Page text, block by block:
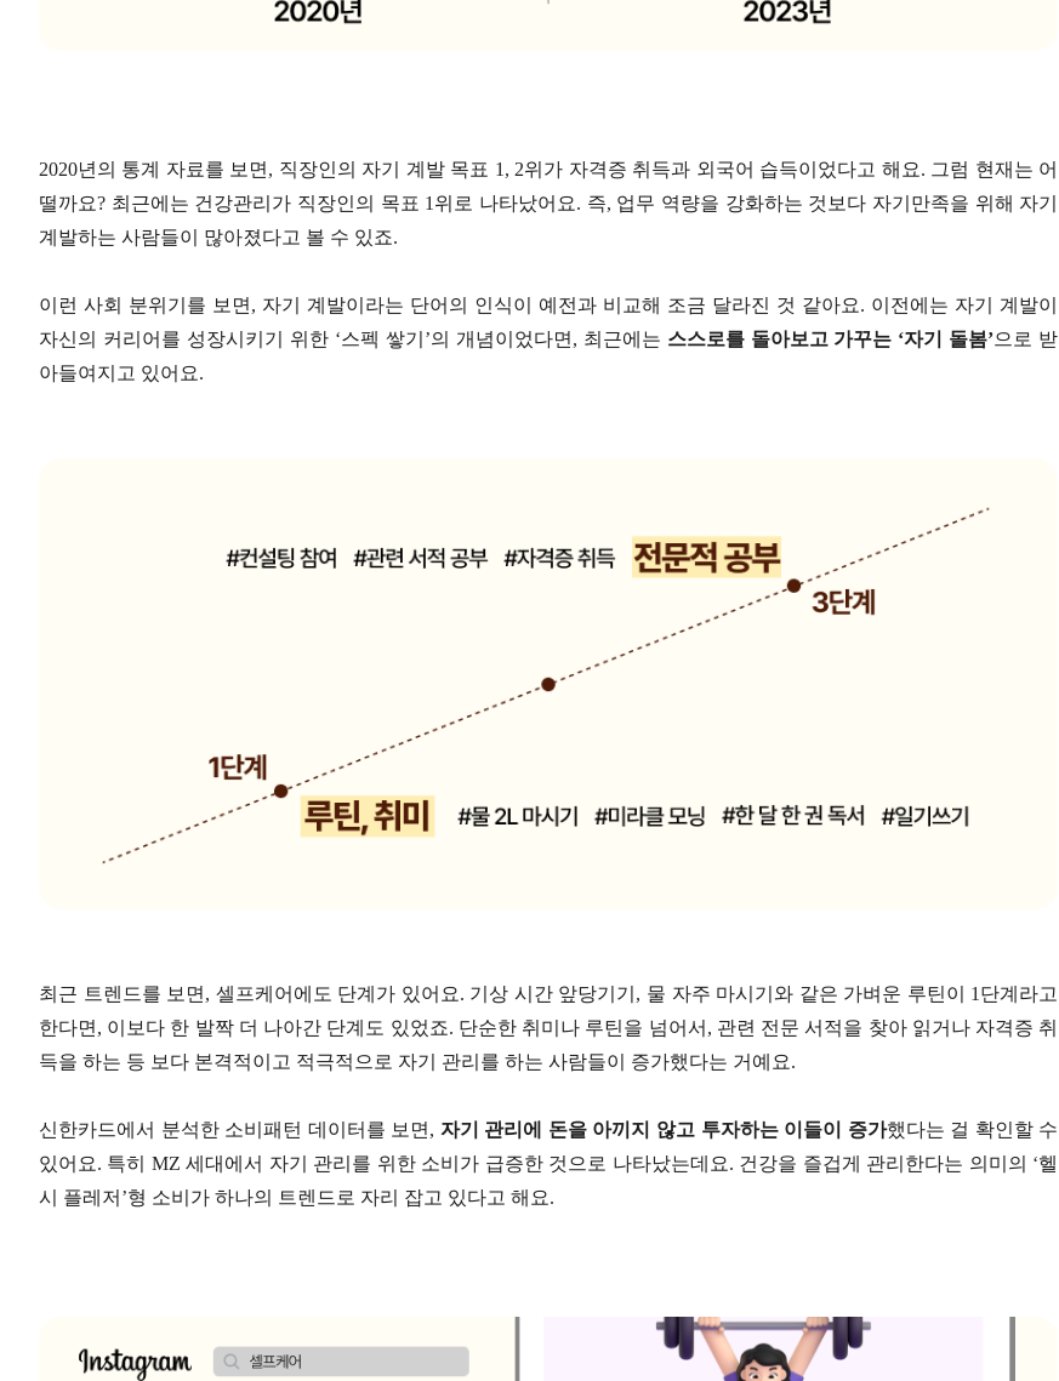
2020년의 통계 자료를 보면, 직장인의 자기 계발 목표 1, 2위가 자격증 취득과 외국어 습득이었다고 해요. 그럼 현재는 어
떨까요? 최근에는 건강관리가 직장인의 목표 1위로 나타났어요. 즉, 업무 역량을 강화하는 것보다 자기만족을 위해 자기
계발하는 사람들이 많아졌다고 볼 수 있죠.
이런 사회 분위기를 보면, 자기 계발이라는 단어의 인식이 예전과 비교해 조금 달라진 것 같아요. 이전에는 자기 계발이
자신의 커리어를 성장시키기 위한 ‘스펙 쌓기’의 개념이었다면, 최근에는 스스로를 돌아보고 가꾸는 ‘자기 돌봄’으로 받
아들여지고 있어요.
최근 트렌드를 보면, 셀프케어에도 단계가 있어요. 기상 시간 앞당기기, 물 자주 마시기와 같은 가벼운 루틴이 1단계라고
한다면, 이보다 한 발짝 더 나아간 단계도 있었죠. 단순한 취미나 루틴을 넘어서, 관련 전문 서적을 찾아 읽거나 자격증 취
득을 하는 등 보다 본격적이고 적극적으로 자기 관리를 하는 사람들이 증가했다는 거예요.
신한카드에서 분석한 소비패턴 데이터를 보면, 자기 관리에 돈을 아끼지 않고 투자하는 이들이 증가했다는 걸 확인할 수
있어요. 특히 MZ 세대에서 자기 관리를 위한 소비가 급증한 것으로 나타났는데요. 건강을 즐겁게 관리한다는 의미의 ‘헬
시 플레저’형 소비가 하나의 트렌드로 자리 잡고 있다고 해요.